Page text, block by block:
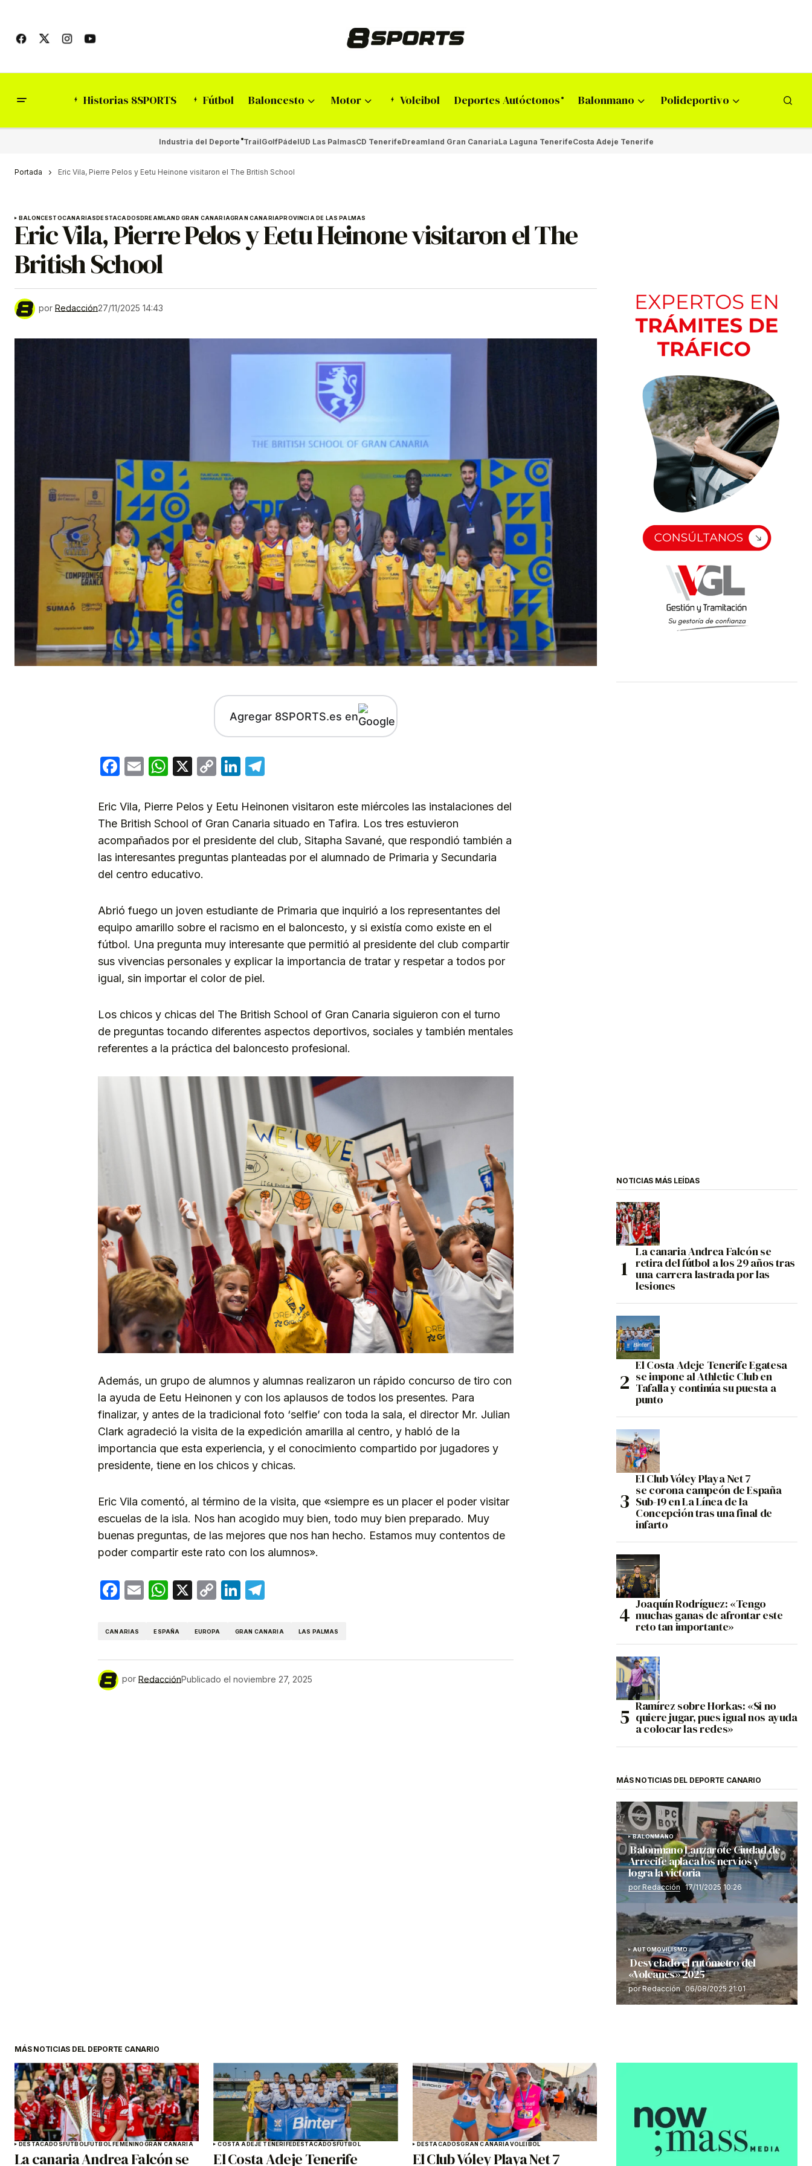
Historias 8SPORTS Fútbol Baloncesto Motor Voleibol Deportes Autóctonos Balonmano Polideportivo
Industria del Deporte TrailGolfPádelUD Las PalmasCD TenerifeDreamland Gran CanariaLa Laguna TenerifeCosta Adeje Tenerife
Portada Eric Vila, Pierre Pelos y Eetu Heinone visitaron el The British School
BALONCESTOCANARIASDESTACADOSDREAMLAND GRAN CANARIAGRAN CANARIAPROVINCIA DE LAS PALMAS
Eric Vila, Pierre Pelos y Eetu Heinone visitaron el The
British School
por Redacción27/11/2025 14:43
Agregar 8SPORTS.es en
Facebook
EmailWhatsApp
X
CopyLinkedIn
Eric Vila, Pierre Pelos y Eetu Heinonen visitaron este miércoles las instalaciones del
The British School of Gran Canaria situado en Tafira. Los tres estuvieron
acompañados por el presidente del club, Sitapha Savané, que respondió también a
las interesantes preguntas planteadas por el alumnado de Primaria y Secundaria
del centro educativo.
Abrió fuego un joven estudiante de Primaria que inquirió a los representantes del
equipo amarillo sobre el racismo en el baloncesto, y si existía como existe en el
fútbol. Una pregunta muy interesante que permitió al presidente del club compartir
sus vivencias personales y explicar la importancia de tratar y respetar a todos por
igual, sin importar el color de piel.
Los chicos y chicas del The British School of Gran Canaria siguieron con el turno
de preguntas tocando diferentes aspectos deportivos, sociales y también mentales
referentes a la práctica del baloncesto profesional.
Además, un grupo de alumnos y alumnas realizaron un rápido concurso de tiro con
la ayuda de Eetu Heinonen y con los aplausos de todos los presentes. Para
finalizar, y antes de la tradicional foto ‘selfie’ con toda la sala, el director Mr. Julian
Clark agradeció la visita de la expedición amarilla al centro, y habló de la
importancia que esta experiencia, y el conocimiento compartido por jugadores y
presidente, tiene en los chicos y chicas.
Eric Vila comentó, al término de la visita, que «siempre es un placer el poder visitar
escuelas de la isla. Nos han acogido muy bien, todo muy bien preparado. Muy
buenas preguntas, de las mejores que nos han hecho. Estamos muy contentos de
poder compartir este rato con los alumnos».
Facebook
EmailWhatsApp
X
CopyLinkedIn
CANARIAS ESPAÑA EUROPA GRAN CANARIA LAS PALMAS
por RedacciónPublicado el noviembre 27, 2025
MÁS NOTICIAS DEL DEPORTE CANARIO
DESTACADOS FÚTBOLFÚTBOL FEMENINOGRAN CANARIA
La canaria Andrea Falcón se
COSTA ADEJE TENERIFEDESTACADOS FÚTBOL
El Costa Adeje Tenerife
DESTACADOSGRAN CANARIAVOLEIBOL
El Club Vóley Playa Net 7
NOTICIAS MÁS LEÍDAS
La canaria Andrea Falcón se
retira del fútbol a los 29 años tras
una carrera lastrada por las
lesiones
El Costa Adeje Tenerife Egatesa
se impone al Athletic Club en
Tafalla y continúa su puesta a
punto
El Club Vóley Playa Net 7
se corona campeón de España
Sub-19 en La Línea de la
Concepción tras una final de
infarto
Joaquín Rodríguez: «Tengo
muchas ganas de afrontar este
reto tan importante»
Ramírez sobre Horkas: «Si no
quiere jugar, pues igual nos ayuda
a colocar las redes»
MÁS NOTICIAS DEL DEPORTE CANARIO
BALONMANO
Balonmano Lanzarote Ciudad de
Arrecife aplaca los nervios y
logra la victoria
por Redacción 17/11/2025 10:26
AUTOMOVILISMO
Desvelado el rutómetro del
«Volcanes» 2025
por Redacción 06/08/2025 21:01